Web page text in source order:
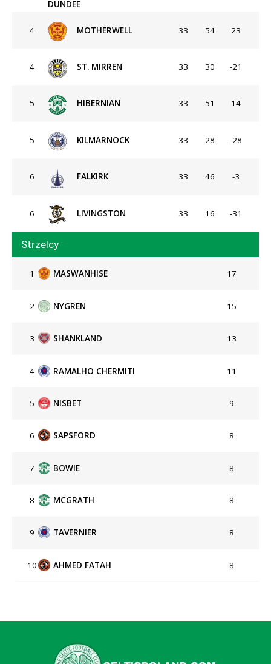
4 MOTHERWELL 33 54 23
4 ST. MIRREN 33 30 -21
5 HIBERNIAN 33 51 14
5 KILMARNOCK 33 28 -28
6 FALKIRK 33 46 -3
6 LIVINGSTON 33 16 -31
Strzelcy
1 MASWANHISE 17
2 NYGREN 15
3 SHANKLAND 13
4 RAMALHO CHERMITI 11
5 NISBET 9
6 SAPSFORD 8
7 BOWIE 8
8 MCGRATH 8
9 TAVERNIER 8
10 AHMED FATAH 8